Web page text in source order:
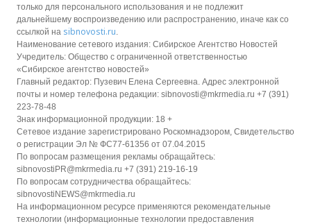
только для персонального использования и не подлежит
дальнейшему воспроизведению или распространению, иначе как со
ссылкой на sibnovosti.ru
Наименование сетевого издания: Сибирское Агентство Новостей
Учредитель: Общество с ограниченной ответственностью
«Сибирское агентство новостей»
Главный редактор: Пузевич Елена Сергеевна. Адрес электронной
почты и номер телефона редакции: sibnovosti@mkrmedia.ru +7 (391)
223-78-48
Знак информационной продукции: 18 +
Сетевое издание зарегистрировано Роскомнадзором, Свидетельство
о регистрации Эл № ФС77-61356 от 07.04.2015
По вопросам размещения рекламы обращайтесь:
sibnovostiPR@mkrmedia.ru +7 (391) 219-16-19
По вопросам сотрудничества обращайтесь:
sibnovostiNEWS@mkrmedia.ru
На информационном ресурсе применяются рекомендательные
технологии (информационные технологии предоставления